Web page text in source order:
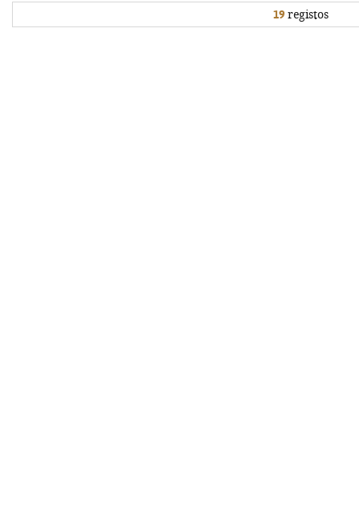
19registos